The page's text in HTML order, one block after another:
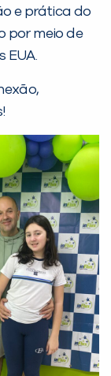
e prática do
por meio de
EUA.
que
e